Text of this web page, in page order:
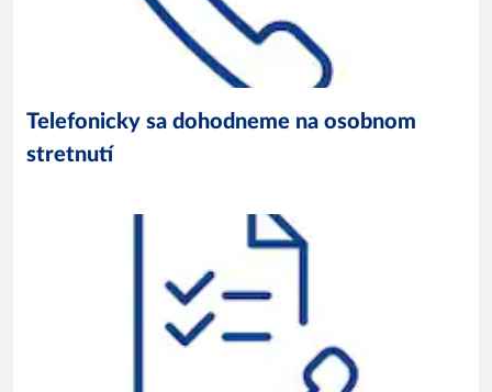
Telefonicky sa dohodneme na osobnom
stretnutí